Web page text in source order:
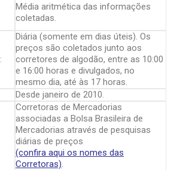
Média aritmética das informações
coletadas.
:
Diária (somente em dias úteis). Os
preços são coletados junto aos
corretores de algodão, entre as 10:00
e 16:00 horas e divulgados, no
mesmo dia, até às 17 horas.
Desde janeiro de 2010.
Corretoras de Mercadorias
associadas a Bolsa Brasileira de
Mercadorias através de pesquisas
diárias de preços
(confira aqui os nomes das
Corretoras).